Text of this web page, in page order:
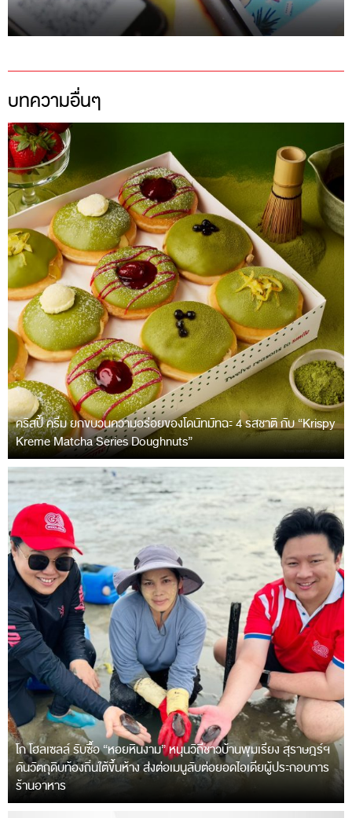
บทความอื่นๆ
คริสปี้ ครีม ยกขบวนความอร่อยของโดนัทมัทฉะ 4 รสชาติ กับ “Krispy
Kreme Matcha Series Doughnuts”
โก โฮลเซลล์ รับซื้อ “หอยหินงาม” หนุนวิถีชาวบ้านพุมเรียง สุราษฎร์ฯ
ดันวัตถุดิบท้องถิ่นใต้ขึ้นห้าง ส่งต่อเมนูลับต่อยอดไอเดียผู้ประกอบการ
ร้านอาหาร